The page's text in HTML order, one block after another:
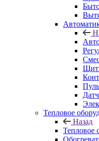
Тепловое
Назад
Тепловое